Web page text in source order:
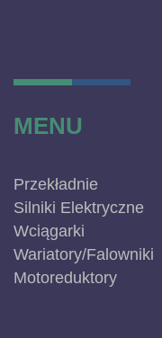
MENU
Przekładnie
Silniki Elektryczne
Wciągarki
Wariatory/Falowniki
Motoreduktory